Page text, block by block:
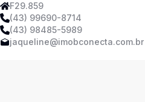
F29.859
(43) 99690-8714
(43) 98485-5989
jaqueline@imobconecta.com.br